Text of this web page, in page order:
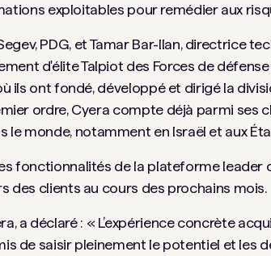
exploitables pour remédier aux
PDG, et Tamar Bar-Ilan, directrice
d'élite Talpiot des Forces de
ils ont fondé, développé et dirigé la
ordre, Cyera compte déjà parmi ses
monde, notamment en Israël et aux
fonctionnalités de la plateforme leader
des clients au cours des prochains mois.
a déclaré : « L’expérience concrète
de saisir pleinement le potentiel et les